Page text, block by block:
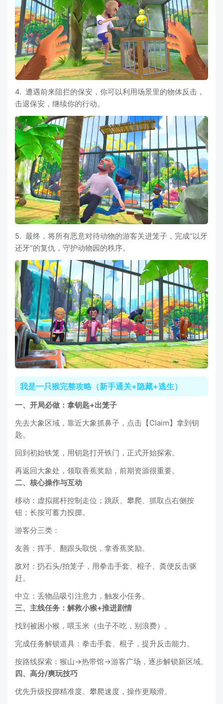
4. 遭遇前来阻拦的保安，你可以利用场景里的物体反击，
击退保安，继续你的行动。
5. 最终，将所有恶意对待动物的游客关进笼子，完成“以牙
还牙”的复仇，守护动物园的秩序。
我是一只猴完整攻略（新手通关+隐藏+逃生）
一、开局必做：拿钥匙+出笼子
先去大象区域，靠近大象抓鼻子，点击【Claim】拿到钥
匙。
回到初始铁笼，用钥匙打开铁门，正式开始探索。
再返回大象处，领取香蕉奖励，前期资源很重要。
二、核心操作与互动
移动：虚拟摇杆控制走位；跳跃、攀爬、抓取点右侧按
钮；长按可蓄力投掷。
游客分三类：
友善：挥手、翻跟头取悦，拿香蕉奖励。
敌对：扔石头/拍笼子，用拳击手套、棍子、粪便反击驱
赶。
中立：丢物品吸引注意力，触发小任务。
三、主线任务：解救小猴+推进剧情
找到被困小猴，喂玉米（虫子不吃，别浪费）。
完成任务解锁道具：拳击手套、棍子，提升反击能力。
按路线探索：猴山→热带馆→游客广场，逐步解锁新区域。
四、高分/爽玩技巧
优先升级投掷精准度、攀爬速度，操作更顺滑。